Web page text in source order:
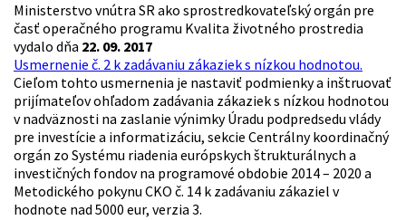
Ministerstvo vnútra SR ako sprostredkovateľský orgán pre
časť operačného programu Kvalita životného prostredia
vydalo dňa 22. 09. 2017
Usmernenie č. 2 k zadávaniu zákaziek s nízkou hodnotou.
Cieľom tohto usmernenia je nastaviť podmienky a inštruovať
prijímateľov ohľadom zadávania zákaziek s nízkou hodnotou
v nadväznosti na zaslanie výnimky Úradu podpredsedu vlády
pre investície a informatizáciu, sekcie Centrálny koordinačný
orgán zo Systému riadenia európskych štrukturálnych a
investičných fondov na programové obdobie 2014 – 2020 a
Metodického pokynu CKO č. 14 k zadávaniu zákaziel v
hodnote nad 5000 eur, verzia 3.